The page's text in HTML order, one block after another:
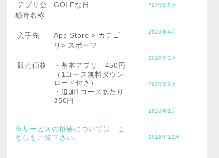
アプリ登
録時名称
GOLFな日
入手先
App Store > カテゴ
リ> スポーツ
販売価格
・基本アプリ 450円
（1コース無料ダウン
ロード付き）
・追加1コースあたり
350円
※サービスの概要については こ
ちらをご覧下さい。
2020年5月
2020年4月
2020年3月
2020年2月
2020年1月
2019年12月